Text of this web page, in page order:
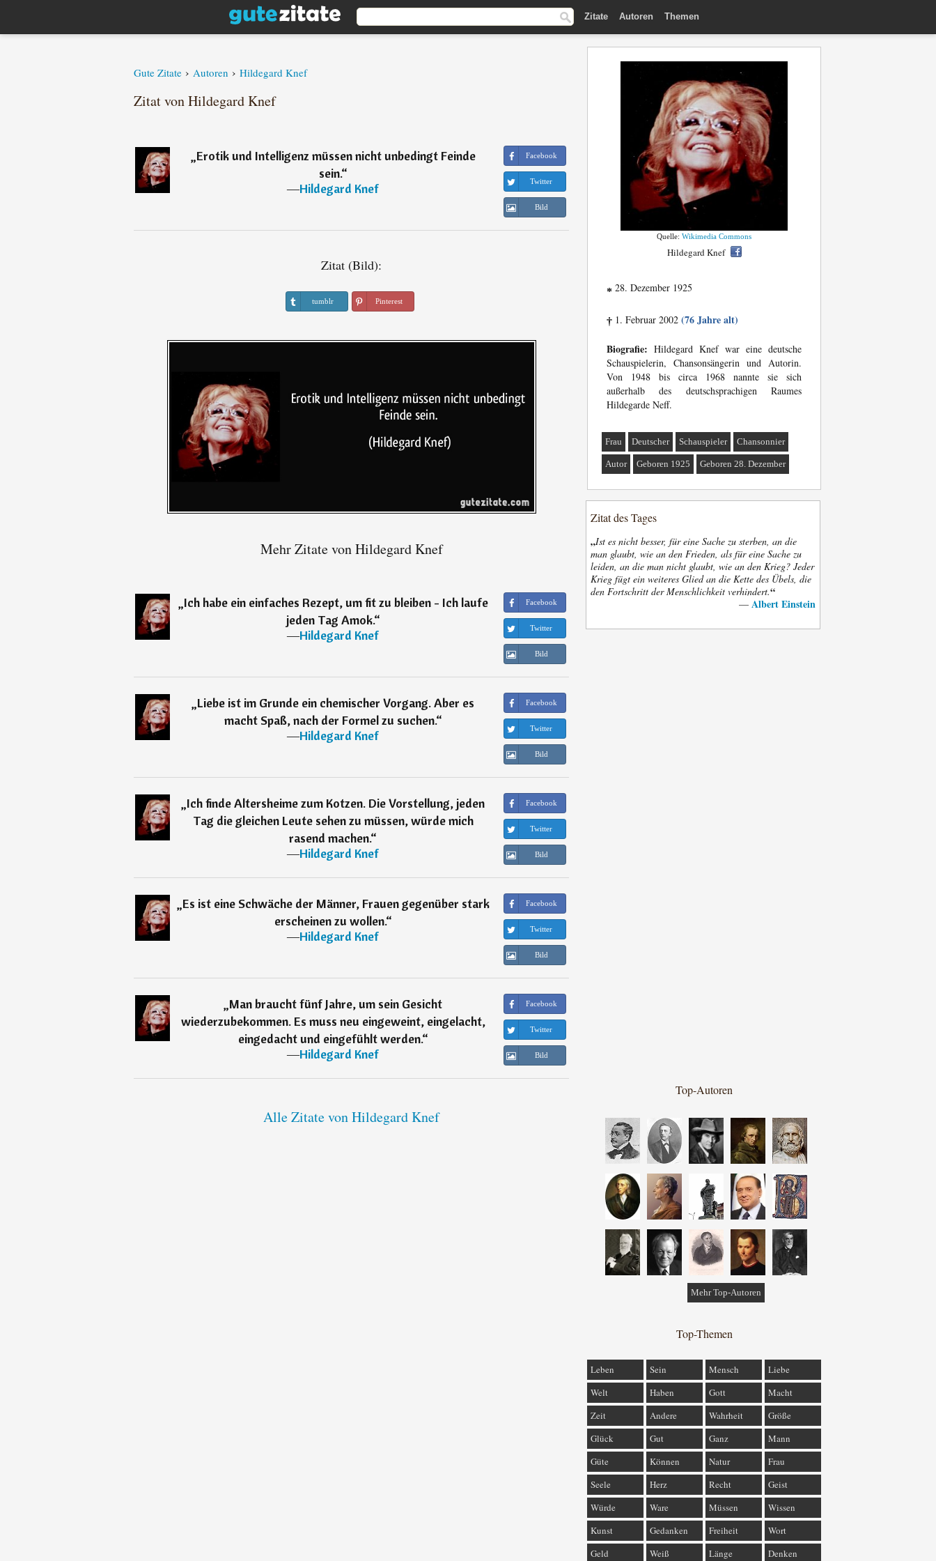
Zitate Autoren Themen
Gute Zitate › Autoren › Hildegard Knef
Zitat von Hildegard Knef
„Erotik und Intelligenz müssen nicht unbedingt Feinde
sein.“
―Hildegard Knef
Facebook
Twitter
Bild
Zitat (Bild):
tumblr Pinterest
Mehr Zitate von Hildegard Knef
„Ich habe ein einfaches Rezept, um fit zu bleiben - Ich laufe
jeden Tag Amok.“
―Hildegard Knef
Facebook
Twitter
Bild
„Liebe ist im Grunde ein chemischer Vorgang. Aber es
macht Spaß, nach der Formel zu suchen.“
―Hildegard Knef
Facebook
Twitter
Bild
„Ich finde Altersheime zum Kotzen. Die Vorstellung, jeden
Tag die gleichen Leute sehen zu müssen, würde mich
rasend machen.“
―Hildegard Knef
Facebook
Twitter
Bild
„Es ist eine Schwäche der Männer, Frauen gegenüber stark
erscheinen zu wollen.“
―Hildegard Knef
Facebook
Twitter
Bild
„Man braucht fünf Jahre, um sein Gesicht
wiederzubekommen. Es muss neu eingeweint, eingelacht,
eingedacht und eingefühlt werden.“
―Hildegard Knef
Facebook
Twitter
Bild
Alle Zitate von Hildegard Knef
Quelle: Wikimedia Commons
Hildegard Knef
* 28. Dezember 1925
† 1. Februar 2002 (76 Jahre alt)
Biografie: Hildegard Knef war eine deutsche
Schauspielerin, Chansonsängerin und Autorin.
Von 1948 bis circa 1968 nannte sie sich
außerhalb des deutschsprachigen Raumes
Hildegarde Neff.
Frau Deutscher Schauspieler Chansonnier
Autor Geboren 1925 Geboren 28. Dezember
Zitat des Tages
„Ist es nicht besser, für eine Sache zu sterben, an die
man glaubt, wie an den Frieden, als für eine Sache zu
leiden, an die man nicht glaubt, wie an den Krieg? Jeder
Krieg fügt ein weiteres Glied an die Kette des Übels, die
den Fortschritt der Menschlichkeit verhindert.“
— Albert Einstein
Top-Autoren
Mehr Top-Autoren
Top-Themen
Leben Sein Mensch
Liebe
Welt
Haben Gott
Macht
Zeit
Andere Wahrheit
Größe
Glück
Gut Ganz
Mann
Güte
Können Natur
Frau
Seele
Herz Recht
Geist
Würde
Ware Müssen
Wissen
Kunst
Gedanken Freiheit
Wort
Geld
Weiß Länge Denken